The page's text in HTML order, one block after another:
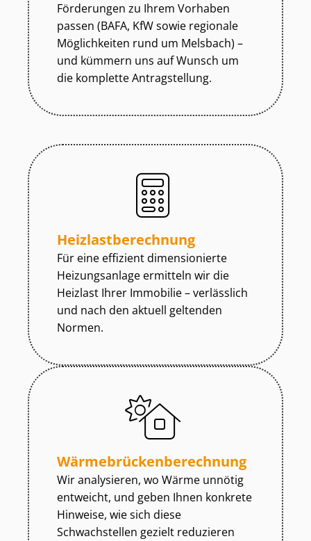
Förderungen zu Ihrem Vorhaben
passen (BAFA, KfW sowie regionale
Möglichkeiten rund um Melsbach) –
und kümmern uns auf Wunsch um
die komplette Antragstellung.
Heiz­last­be­rech­nung
Für eine effizient dimensionierte
Heizungsanlage ermitteln wir die
Heizlast Ihrer Immobilie – verlässlich
und nach den aktuell geltenden
Normen.
Wär­me­brü­cken­be­rech­nung
Wir analysieren, wo Wärme unnötig
entweicht, und geben Ihnen konkrete
Hinweise, wie sich diese
Schwachstellen gezielt reduzieren